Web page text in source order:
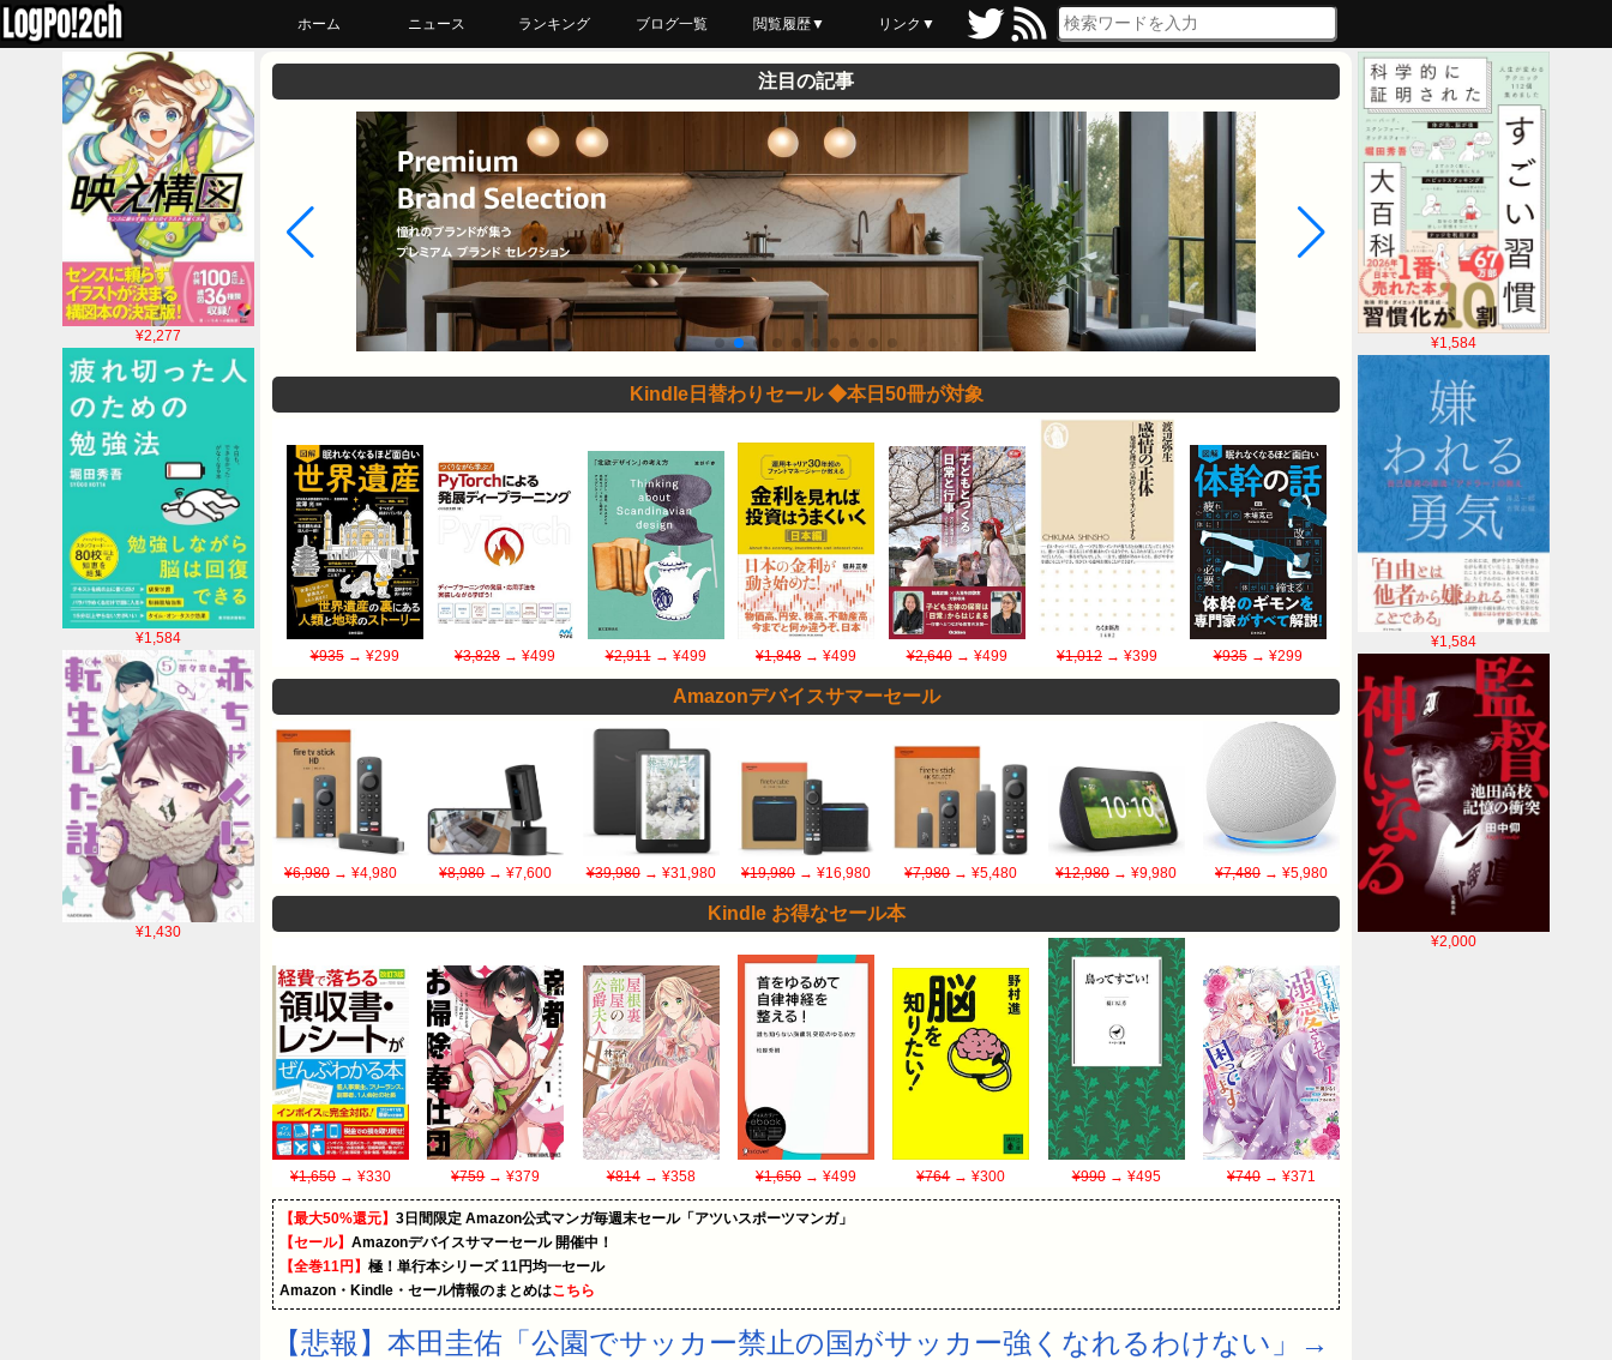
ホーム ニュース ランキング ブログ一覧 閲覧履歴▼
最近読んだ
あとで読む
ブックマーク
リンク▼
¥1,584
¥1,584
¥2,000
¥2,277
¥1,584
¥1,430
注目の記事
Kindle日替わりセール ◆本日50冊が対象
¥935→ ¥299 ¥3,828 → ¥499 ¥2,911→ ¥499 ¥1,848 → ¥499 ¥2,640→ ¥499 ¥1,012 → ¥399 ¥935→ ¥299
Amazonデバイスサマーセール
¥6,980 → ¥4,980 ¥8,980→ ¥7,600 ¥39,980→ ¥31,980 ¥19,980→ ¥16,980 ¥7,980→ ¥5,480 ¥12,980→ ¥9,980 ¥7,480→ ¥5,980
Kindle お得なセール本
¥1,650 → ¥330 ¥759→ ¥379 ¥814→ ¥358 ¥1,650→ ¥499 ¥764→ ¥300 ¥990→ ¥495 ¥740→ ¥371
【最大50%還元】 3日間限定 Amazon公式マンガ毎週末セール「アツいスポーツマンガ」
【セール】 Amazonデバイスサマーセール 開催中！
【全巻11円】 極！単行本シリーズ 11円均一セール
Amazon・Kindle・セール情報のまとめはこちら
【悲報】本田圭佑「公園でサッカー禁止の国がサッカー強くなれるわけない」→